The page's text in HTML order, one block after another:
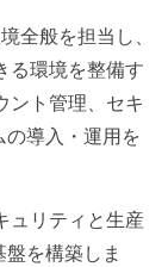
全般を担当し、
る環境を整備す
ント管理、セキ
導入・運用を
ュリティと生産
を構築しま